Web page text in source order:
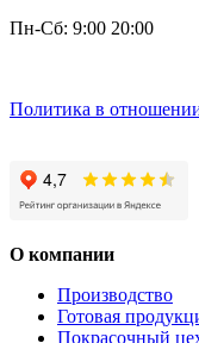
Пн-Сб: 9:00 20:00
Политика в
О компании
Производство
Готовая
Покрасочный